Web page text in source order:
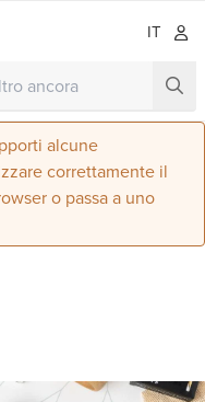
IT
alcune
correttamente il
o passa a uno